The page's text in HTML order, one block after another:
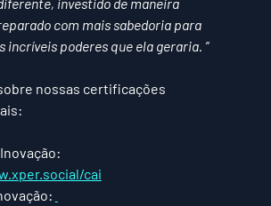
investido de maneira
com mais sabedoria para
incríveis poderes que ela geraria. ”
nossas certificações
cai